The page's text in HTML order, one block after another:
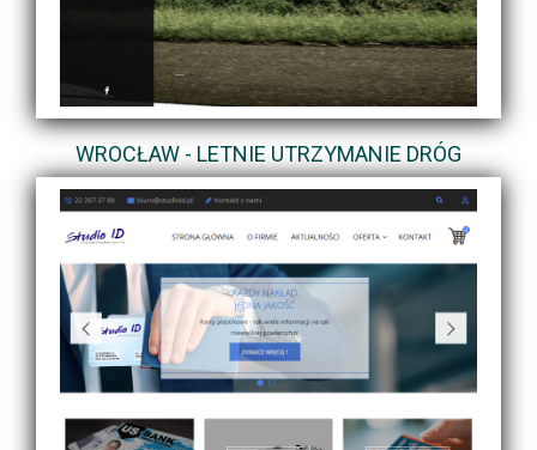
WROCŁAW - LETNIE UTRZYMANIE DRÓG